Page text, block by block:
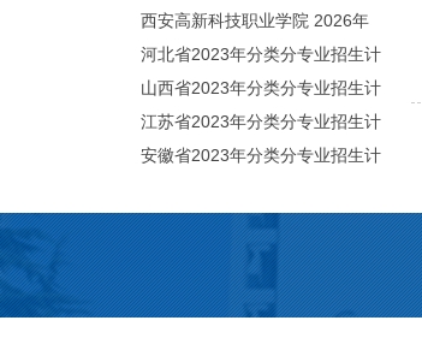
码：8103）
西安高新科技职业学院 2026年
招生章程
河北省2023年分类分专业招生计
划（院校代号：1889）
山西省2023年分类分专业招生计
划（院校代号：5560）
江苏省2023年分类分专业招生计
划（院校代号：8931）
安徽省2023年分类分专业招生计